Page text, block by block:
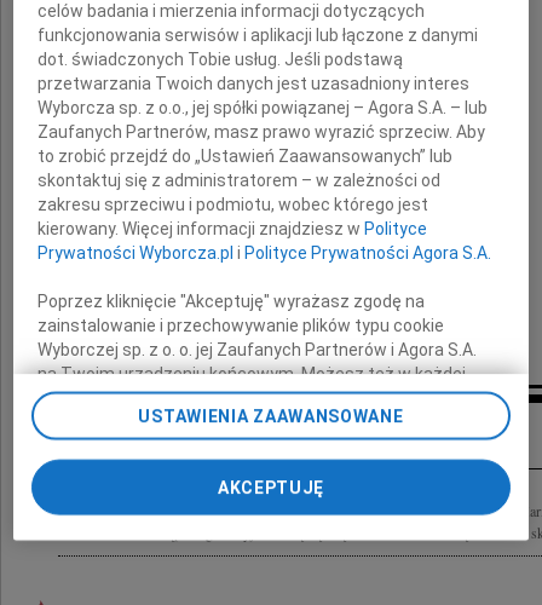
z powodu śmierci
prof. zw. dr hab.
Mariana Sołtysika
składa
Wyższej Szkoły Bankowości i Finansów
w Katowicach
Inne kondolencje
Z wielkim żalem i smutkiem przyjęliśmy wiadomość o śmierci Prof. zw. dr hab.
Człowieka i niezastąpionego Przyjaciela Łącząc się w smutku z Rodziną i Bliskimi
celów badania i mierzenia informacji dotyczących
funkcjonowania serwisów i aplikacji lub łączone z danymi
dot. świadczonych Tobie usług. Jeśli podstawą
przetwarzania Twoich danych jest uzasadniony interes
Wyborcza sp. z o.o., jej spółki powiązanej – Agora S.A. – lub
Zaufanych Partnerów, masz prawo wyrazić sprzeciw. Aby
to zrobić przejdź do „Ustawień Zaawansowanych” lub
skontaktuj się z administratorem – w zależności od
zakresu sprzeciwu i podmiotu, wobec którego jest
kierowany. Więcej informacji znajdziesz w Polityce
Prywatności Wyborcza.pl i Polityce Prywatności Agora S.A.
Poprzez kliknięcie "Akceptuję" wyrażasz zgodę na
zainstalowanie i przechowywanie plików typu cookie
Wyborczej sp. z o. o. jej Zaufanych Partnerów i Agora S.A.
na Twoim urządzeniu końcowym. Możesz też w każdej
chwili zmienić swoje preferencje dot. plików cookie,
ponownie wywołując narzędzie do zarządzania Twoimi
preferencjami dot. przetwarzania danych poprzez
odnośnik „Ustawienia prywatności” w stopce serwisu i
przechodząc do sekcji „Ustawienia zaawansowane”.
Zmiana ustawień plików cookie możliwa jest także za
pomocą ustawień przeglądarki.
USTAWIENIA ZAAWANSOWANE
AKCEPTUJĘ